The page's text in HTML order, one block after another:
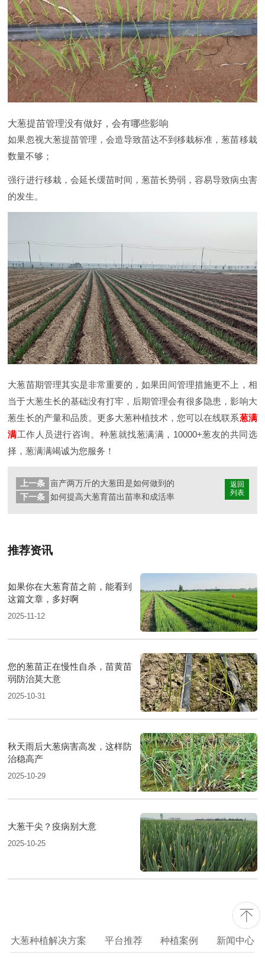
大葱提苗管理没有做好，会有哪些影响
如果忽视大葱提苗管理，会造导致苗达不到移栽标准，葱苗移栽
数量不够；
强行进行移栽，会延长缓苗时间，葱苗长势弱，容易导致病虫害
的发生。
大葱苗期管理其实是非常重要的，如果田间管理措施更不上，相
当于大葱生长的基础没有打牢，后期管理会有很多隐患，影响大
葱生长的产量和品质。更多大葱种植技术，您可以在线联系葱满
满工作人员进行咨询。种葱就找葱满满，10000+葱友的共同选
择，葱满满竭诚为您服务！
返回
列表
上一条 亩产两万斤的大葱田是如何做到的
下一条 如何提高大葱育苗出苗率和成活率
推荐资讯
如果你在大葱育苗之前，能看到
这篇文章，多好啊
2025-11-12
您的葱苗正在慢性自杀，苗黄苗
弱防治莫大意
2025-10-31
秋天雨后大葱病害高发，这样防
治稳高产
2025-10-29
大葱干尖？疫病别大意
2025-10-25
大葱种植解决方案 平台推荐 种植案例 新闻中心